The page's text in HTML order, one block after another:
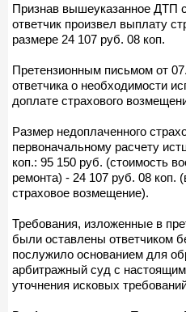
Признав вышеуказанное ДТП
ответчик произвел выплату
размере 24 107 руб. 08 коп.
Претензионным письмом от
ответчика о необходимости
доплате страхового
Размер недоплаченного
первоначальному расчету
коп.: 95 150 руб. (стоимость
ремонта) - 24 107 руб. 08 коп.
страховое возмещение).
Требования, изложенные в
были оставлены ответчиком
послужило основанием для
арбитражный суд с
уточнения исковых